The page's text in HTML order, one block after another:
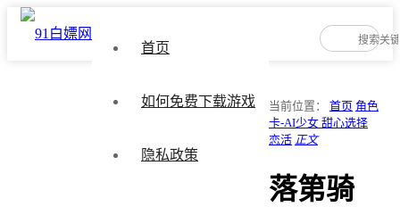
首页
如何免费下载游戏
隐私政策
当前位置： 首页 角色
卡-AI少女 甜心选择
恋活 正文
落第骑